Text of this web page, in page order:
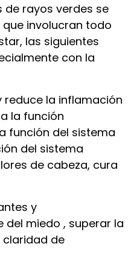
de rayos verdes se
involucran todo
las siguientes
con la
reduce la inflamación
la función
función del sistema
del sistema
de cabeza, cura
y
del miedo , superar la
de